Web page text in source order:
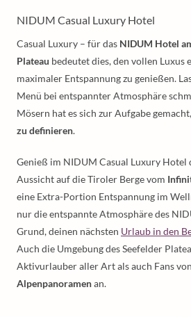
NIDUM Casual Luxury Hotel
Casual Luxury – für das NIDUM Hotel
Plateau bedeutet dies, den vollen Luxus
maximaler Entspannung zu genießen.
Menü bei entspannter Atmosphäre
Mösern hat es sich zur Aufgabe gemacht,
zu definieren.
Genieß im NIDUM Casual Luxury Hotel
Aussicht auf die Tiroler Berge vom
eine Extra-Portion Entspannung im
nur die entspannte Atmosphäre des
Grund, deinen nächsten Urlaub in den
Auch die Umgebung des Seefelder
Aktivurlauber aller Art als auch Fans von
Alpenpanoramenan.